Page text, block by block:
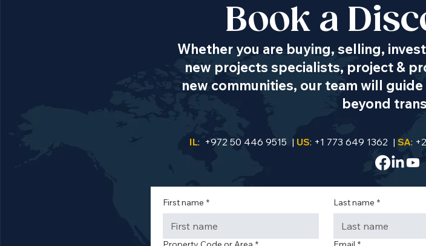
Book a
Whether you are buying, selling,
new projects specialists, project &
new communities, our team will
beyond
IL: +972 50 446 9515 | US: +1 773 649 1362 | SA:
First name * Last name *